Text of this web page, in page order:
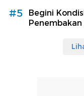
#5
Begini